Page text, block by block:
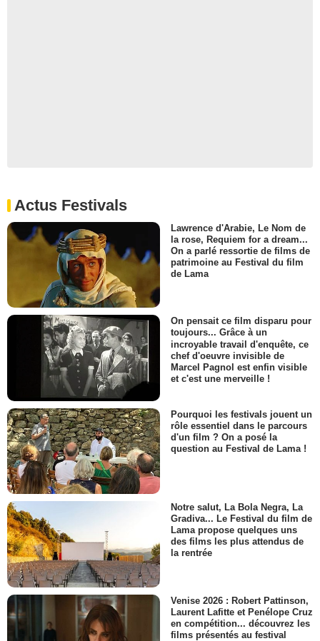
Actus Festivals
Lawrence d'Arabie, Le Nom de
la rose, Requiem for a dream...
On a parlé ressortie de films de
patrimoine au Festival du film
de Lama
On pensait ce film disparu pour
toujours... Grâce à un
incroyable travail d'enquête, ce
chef d'oeuvre invisible de
Marcel Pagnol est enfin visible
et c'est une merveille !
Pourquoi les festivals jouent un
rôle essentiel dans le parcours
d'un film ? On a posé la
question au Festival de Lama !
Notre salut, La Bola Negra, La
Gradiva... Le Festival du film de
Lama propose quelques uns
des films les plus attendus de
la rentrée
Venise 2026 : Robert Pattinson,
Laurent Lafitte et Penélope Cruz
en compétition... découvrez les
films présentés au festival